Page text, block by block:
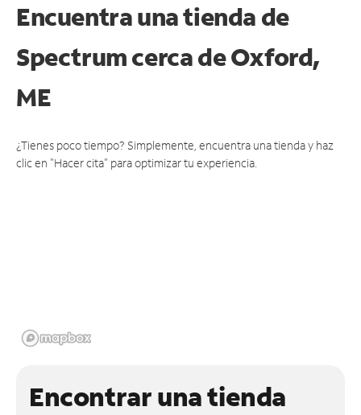
Encuentra una tienda de
Spectrumcerca de Oxford,
ME
¿Tienes poco tiempo? Simplemente, encuentra una tienda y haz
clic en "Hacer cita" para optimizar tu experiencia.
Encontrar una tienda